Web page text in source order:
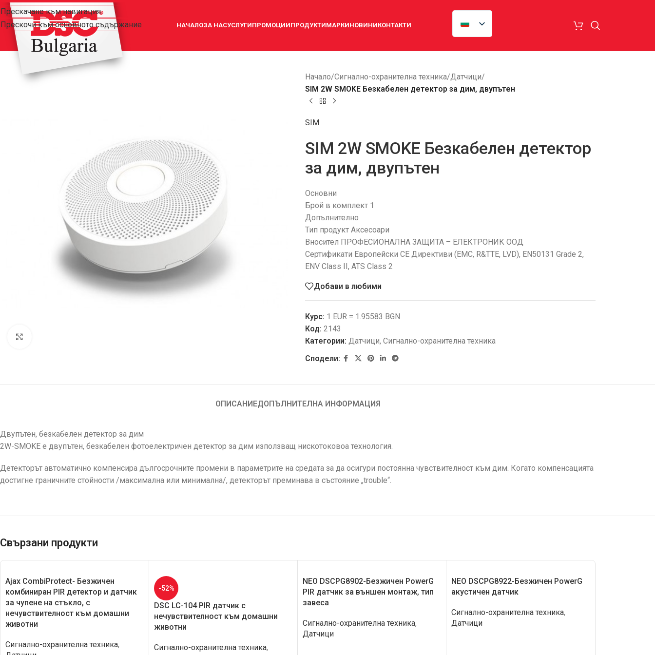
Прескачане към навигация
Прескочи към основното съдържание
НАЧАЛОЗА НАСУСЛУГИПРОМОЦИИПРОДУКТИМАРКИНОВИНИКОНТАКТИ
Начало/Сигнално-охранителна техника/Датчици/
SIM 2W SMOKE Безкабелен детектор за дим, двупътен
SIM
SIM 2W SMOKE Безкабелен детектор
за дим, двупътен
Основни
Брой в комплект 1
Допълнително
Тип продукт Аксесоари
Вносител ПРОФЕСИОНАЛНА ЗАЩИТА – ЕЛЕКТРОНИК ООД
Сертификати Европейски CE Директиви (EMC, R&TTE, LVD), EN50131 Grade 2,
ENV Class II, ATS Class 2
Добави в любими
Курс: 1 EUR = 1.95583 BGN
Код: 2143
Категории: Датчици, Сигнално-охранителна техника
Сподели:
ОПИСАНИЕДОПЪЛНИТЕЛНА ИНФОРМАЦИЯ
Двупътен, безкабелен детектор за дим
2W-SMOKE е двупътен, безкабелен фотоелектричен детектор за дим използващ нискотоковоа технология.
Детекторът автоматично компенсира дългосрочните промени в параметрите на средата за да осигури постоянна чувствителност към дим. Когато компенсацията
достигне граничните стойности /максимална или минимална/, детекторът преминава в състояние „trouble“.
Свързани продукти
Ajax CombiProtect- Безжичен
комбиниран PIR детектор и датчик
за чупене на стъкло, с
нечувствителност към домашни
животни
Сигнално-охранителна техника,
-52%
DSC LC-104 PIR датчик с
нечувствителност към домашни
животни
Сигнално-охранителна техника,
NEO DSCPG8902-Безжичен PowerG
PIR датчик за външен монтаж, тип
завеса
Сигнално-охранителна техника,
Датчици
NEO DSCPG8922-Безжичен PowerG
акустичен датчик
Сигнално-охранителна техника,
Датчици